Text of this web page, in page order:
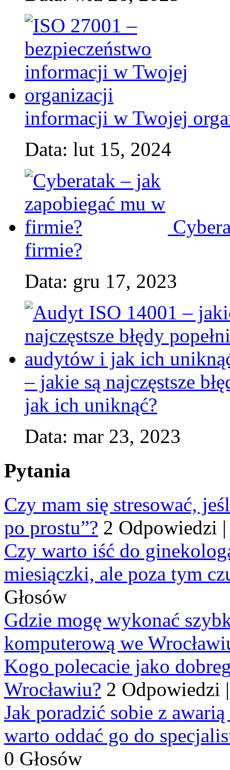
informacji w Twojej
Data: lut 15, 2024
firmie?
Data: gru 17, 2023
– jakie są najczęstsze
jak ich uniknąć?
Data: mar 23, 2023
Pytania
Czy mam się stresować,
po prostu”? 2 Odpowiedzi
Czy warto iść do
miesiączki, ale poza tym
Głosów
Gdzie mogę wykonać
komputerową we
Kogo polecacie jako
Wrocławiu? 2 Odpowiedzi
Jak poradzić sobie z
warto oddać go do
0 Głosów